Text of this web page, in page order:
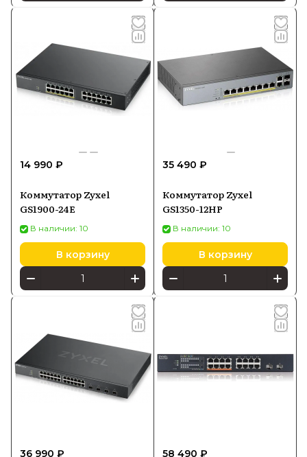
14 990 ₽
Коммутатор Zyxel
GS1900-24E
В наличии: 10
В корзину
35 490 ₽
Коммутатор Zyxel
GS1350-12HP
В наличии: 10
В корзину
36 990 ₽ 58 490 ₽